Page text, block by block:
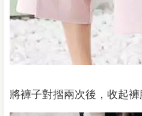
將褲子對摺兩次後，收起